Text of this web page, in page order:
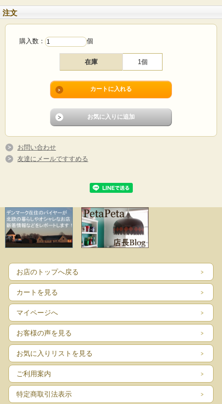
■コンディション：光に透かすと細かい小キズがありますが、全体としては使用感
少なめのよいヴィンテージコンディションです。
注文
購入数： 個
在庫 1個
お問い合わせ
友達にメールですすめる
お店のトップへ戻る
カートを見る
マイページへ
お客様の声を見る
お気に入りリストを見る
ご利用案内
特定商取引法表示